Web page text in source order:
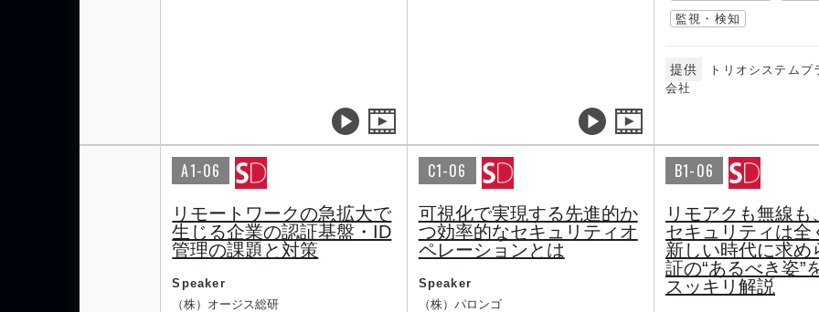
監視・検知
提供
トリオシステムプ
会社
A1-06
リモートワークの急拡大で
生じる企業の認証基盤・ID
管理の課題と対策
Speaker
（株）オージス総研
C1-06
可視化で実現する先進的か
つ効率的なセキュリティオ
ペレーションとは
Speaker
（株）パロンゴ
B1-06
リモアクも無線も
セキュリティは全
新しい時代に求め
証の“あるべき姿”
スッキリ解説